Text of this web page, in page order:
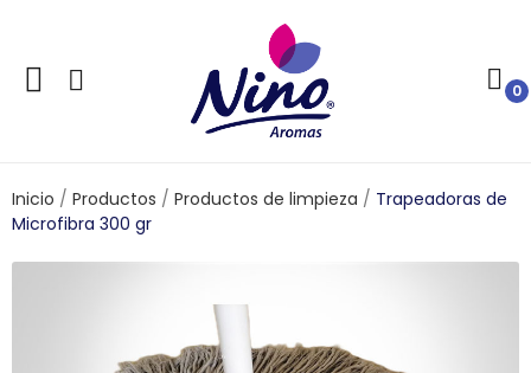
0
Inicio Productos Productos de limpieza
Trapeadoras de
Microfibra 300 gr